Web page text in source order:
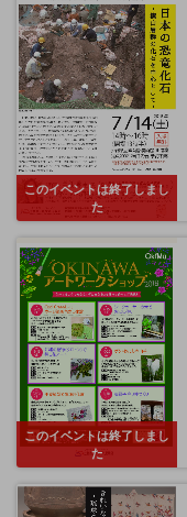
このイベントは終了しまし
た
このイベントは終了しまし
た